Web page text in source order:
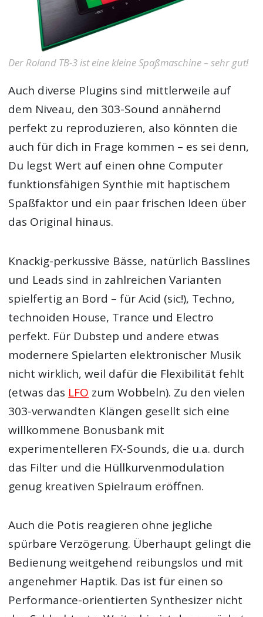
Der Roland TB-3 ist eine kleine Spaßmaschine – sehr gut!
Auch diverse Plugins sind mittlerweile auf
dem Niveau, den 303-Sound annähernd
perfekt zu reproduzieren, also könnten die
auch für dich in Frage kommen – es sei denn,
Du legst Wert auf einen ohne Computer
funktionsfähigen Synthie mit haptischem
Spaßfaktor und ein paar frischen Ideen über
das Original hinaus.
Knackig-perkussive Bässe, natürlich Basslines
und Leads sind in zahlreichen Varianten
spielfertig an Bord – für Acid (sic!), Techno,
technoiden House, Trance und Electro
perfekt. Für Dubstep und andere etwas
modernere Spielarten elektronischer Musik
nicht wirklich, weil dafür die Flexibilität fehlt
(etwas das LFO zum Wobbeln). Zu den vielen
303-verwandten Klängen gesellt sich eine
willkommene Bonusbank mit
experimentelleren FX-Sounds, die u.a. durch
das Filter und die Hüllkurvenmodulation
genug kreativen Spielraum eröffnen.
Auch die Potis reagieren ohne jegliche
spürbare Verzögerung. Überhaupt gelingt die
Bedienung weitgehend reibungslos und mit
angenehmer Haptik. Das ist für einen so
Performance-orientierten Synthesizer nicht